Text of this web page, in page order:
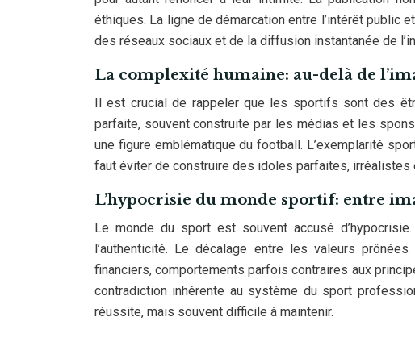
éthiques. La ligne de démarcation entre l’intérêt public
des réseaux sociaux et de la diffusion instantanée de
La complexité humaine: au-delà de
Il est crucial de rappeler que les sportifs sont des
parfaite, souvent construite par les médias et les
une figure emblématique du football. L’exemplarité
faut éviter de construire des idoles parfaites, irréalistes
L’hypocrisie du monde sportif: entre
Le monde du sport est souvent accusé
l’authenticité. Le décalage entre les valeurs
financiers, comportements parfois contraires aux
contradiction inhérente au système du sport
réussite, mais souvent difficile à maintenir.